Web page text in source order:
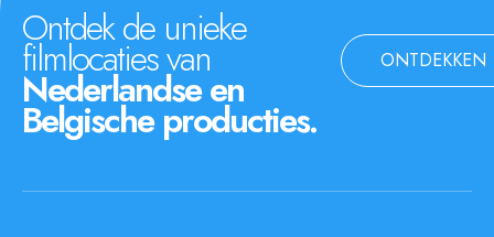
Ontdek de unieke
filmlocaties van
Nederlandse en
Belgische producties.
ONTDEKKEN